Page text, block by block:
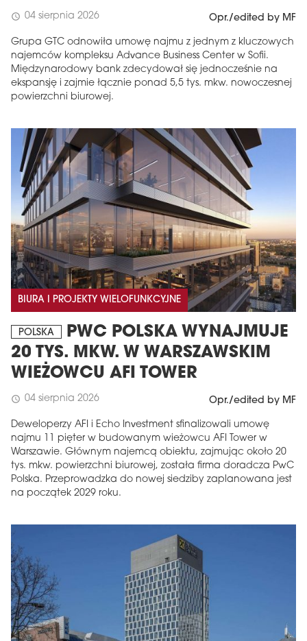
schedule 04 sierpnia 2026 Opr./edited by MF
Grupa GTC odnowiła umowę najmu z jednym z kluczowych
najemców kompleksu Advance Business Center w Sofii.
Międzynarodowy bank zdecydował się jednocześnie na
ekspansję i zajmie łącznie ponad 5,5 tys. mkw. nowoczesnej
powierzchni biurowej.
BIURA I PROJEKTY WIELOFUNKCYJNE
POLSKA
PWC POLSKA WYNAJMUJE
20 TYS. MKW. W WARSZAWSKIM
WIEŻOWCU AFI TOWER
schedule 04 sierpnia 2026 Opr./edited by MF
Deweloperzy AFI i Echo Investment sfinalizowali umowę
najmu 11 pięter w budowanym wieżowcu AFI Tower w
Warszawie. Głównym najemcą obiektu, zajmując około 20
tys. mkw. powierzchni biurowej, została firma doradcza PwC
Polska. Przeprowadzka do nowej siedziby zaplanowana jest
na początek 2029 roku.